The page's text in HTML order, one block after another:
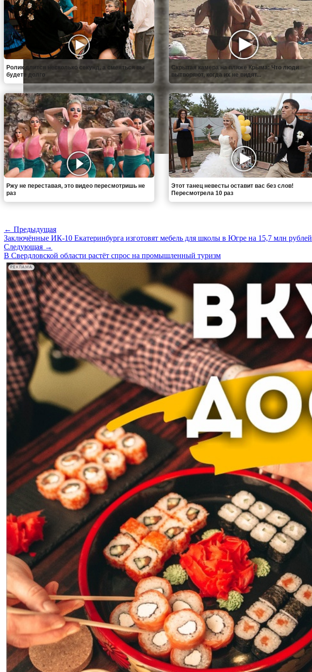
Ролик длится несколько секунд, а смеяться вы
будете долго
Скрытая камера на пляже Крыма: Что люди
вытворяют, когда их не видят...
i
Ржу не переставая, это видео пересмотришь не
раз
Этот танец невесты оставит вас без слов!
Пересмотрела 10 раз
← Предыдущая
Заключённые ИК-10 Екатеринбурга изготовят мебель для школы в Югре на 15,7 млн рублей
Следующая →
В Свердловской области растёт спрос на промышленный туризм
РЕКЛАМА